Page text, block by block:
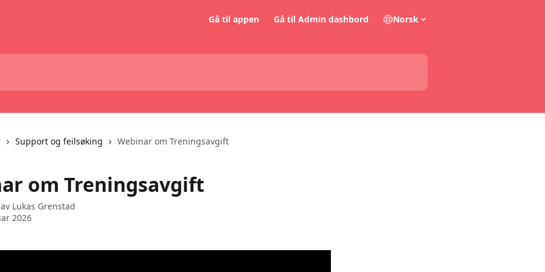
Gå til appen Gå til Admin dashbord Norsk
Support og feilsøking Webinar om Treningsavgift
om Treningsavgift
Lukas Grenstad
2026